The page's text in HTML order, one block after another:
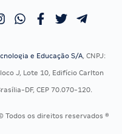
OAB
e Educação S/A, CNPJ:
J, Lote 10, Edifício Carlton
DF, CEP 70.070-120.
Todos os direitos reservados ®